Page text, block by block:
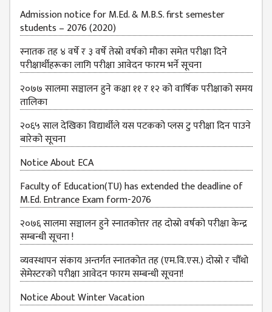
Admission notice for M.Ed. & M.B.S. first semester
students – 2076 (2020)
स्नातक तह ४ वर्षे र ३ वर्षे तेस्रो वर्षको मौका समेत परीक्षा दिने
परीक्षार्थीहरूका लागि परीक्षा आवेदन फारम भर्ने सूचना
२०७७ सालमा सञ्चालन हुने कक्षा ११ र १२ को वार्षिक परीक्षाको समय
तालिका
२०६५ साल देखिका विद्यार्थीले यस पटकको प्लस टु परीक्षा दिन पाउने
बारेको सूचना
Notice About ECA
Faculty of Education(TU) has extended the deadline of
M.Ed. Entrance Exam form-2076
२०७६ सालमा सञ्चालन हुने स्नातकोत्तर तह दोस्रो वर्षको परीक्षा केन्द्र
सम्बन्धी सूचना !
व्यवस्थापन संकाय अन्तर्गत स्नातकोत तह (एम.वि.एस.) दोस्रो र चौँथो
सेमेस्टरको परीक्षा आवेदन फारम सम्बन्धी सूचना!
Notice About Winter Vacation